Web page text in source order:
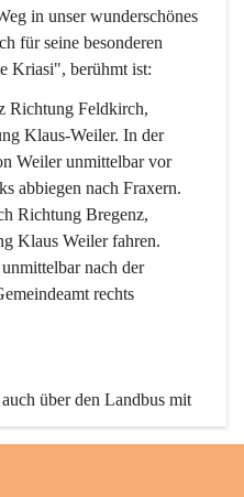
in unser wunderschönes
für seine besonderen
Kriasi", berühmt ist:
Richtung Feldkirch,
Klaus-Weiler. In der
Weiler unmittelbar vor
abbiegen nach Fraxern.
Richtung Bregenz,
Klaus Weiler fahren.
nach der
rechts
über den Landbus mit
zu erreichen. Die Linie